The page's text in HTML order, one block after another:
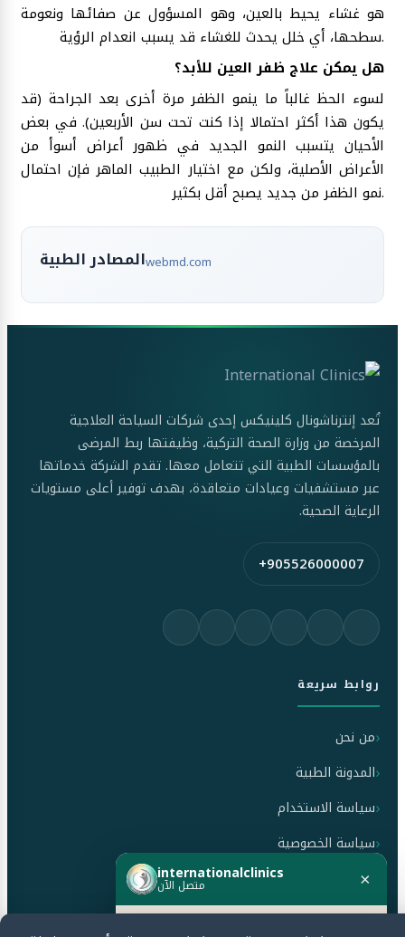
هو غشاء يحيط بالعين، وهو المسؤول عن صفائها ونعومة
سطحها، أي خلل يحدث للغشاء قد يسبب انعدام الرؤية.
هل يمكن علاج ظفر العين للأبد؟
لسوء الحظ غالباً ما ينمو الظفر مرة أخرى بعد الجراحة (قد
يكون هذا أكثر احتمالا إذا كنت تحت سن الأربعين). في بعض
الأحيان يتسبب النمو الجديد في ظهور أعراض أسوأ من
الأعراض الأصلية، ولكن مع اختيار الطبيب الماهر فإن احتمال
نمو الظفر من جديد يصبح أقل بكثير.
المصادر الطبيةwebmd.com
internationalclinics
متصل الآن ×
تُعد إنترناشونال كلينيكس إحدى شركات السياحة العلاجية
المرخصة من وزارة الصحة التركية، وظيفتها ربط المرضى
بالمؤسسات الطبية التي تتعامل معها. تقدم الشركة خدماتها
عبر مستشفيات وعيادات متعاقدة، بهدف توفير أعلى مستويات
الرعاية الصحية.
+905526000007
روابط سريعة
من نحن
المدونة الطبية
سياسة الاستخدام
سياسة الخصوصية
سياسة الإلغاء والاسترداد